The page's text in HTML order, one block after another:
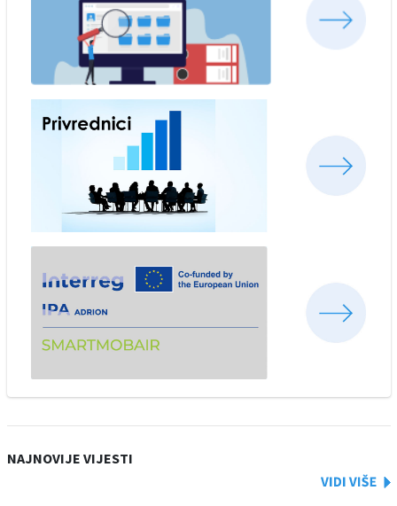
NAJNOVIJE VIJESTI